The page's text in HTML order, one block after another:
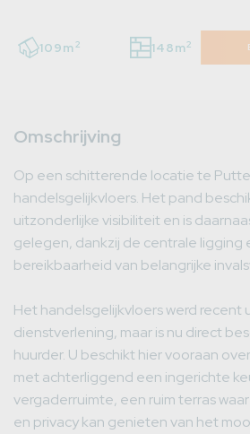
109m2 148m2
Omschrijving
Op een schitterende locatie te
handelsgelijkvloers. Het pand
uitzonderlijke visibiliteit en is
gelegen, dankzij de centrale ligging
bereikbaarheid van belangrijke
Het handelsgelijkvloers werd
dienstverlening, maar is nu direct
huurder. U beschikt hier vooraan
met achterliggend een ingerichte
vergaderruimte, een ruim terras
en privacy kan genieten van het